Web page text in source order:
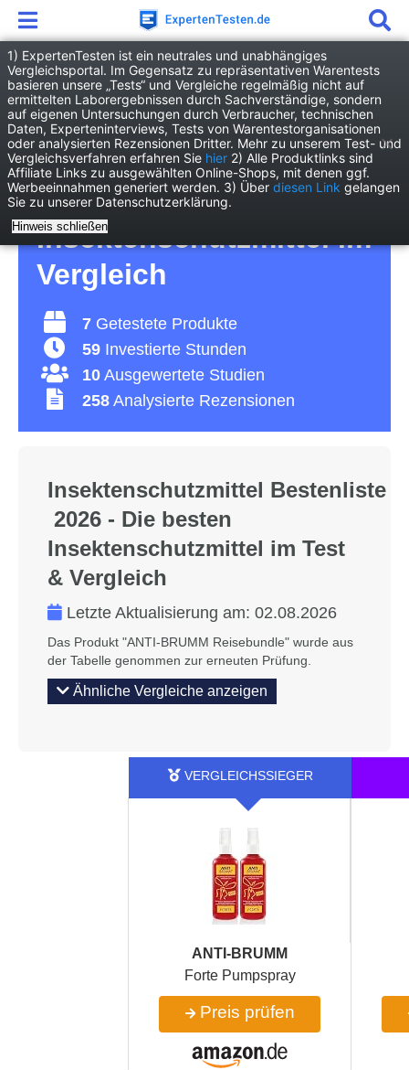
Drogerie
Gesundheit
Insektenschutzmittel
Insektenschutzmittel
Test 2026 • Die 7 besten
Insektenschutzmittel im
Vergleich
7 Getestete Produkte
59 Investierte Stunden
10 Ausgewertete Studien
258 Analysierte Rezensionen
Insektenschutzmittel Bestenliste
2026 - Die besten
Insektenschutzmittel im Test
& Vergleich
Letzte Aktualisierung am: 02.08.2026
Das Produkt "ANTI-BRUMM Reisebundle" wurde aus
der Tabelle genommen zur erneuten Prüfung.
Ähnliche Vergleiche anzeigen
ANTI-BRUMM
Forte Pumpspray
Preis prüfen
1) ExpertenTesten ist ein neutrales und unabhängiges
Vergleichsportal. Im Gegensatz zu repräsentativen Warentests
basieren unsere „Tests“ und Vergleiche regelmäßig nicht auf
ermittelten Laborergebnissen durch Sachverständige, sondern
auf eigenen Untersuchungen durch Verbraucher, technischen
Daten, Experteninterviews, Tests von Warentestorganisationen
oder analysierten Rezensionen Dritter. Mehr zu unserem Test- und
Vergleichsverfahren erfahren Sie hier 2) Alle Produktlinks sind
Affiliate Links zu ausgewählten Online-Shops, mit denen ggf.
Werbeeinnahmen generiert werden. 3) Über diesen Link gelangen
Sie zu unserer Datenschutzerklärung.
Hinweis schließen